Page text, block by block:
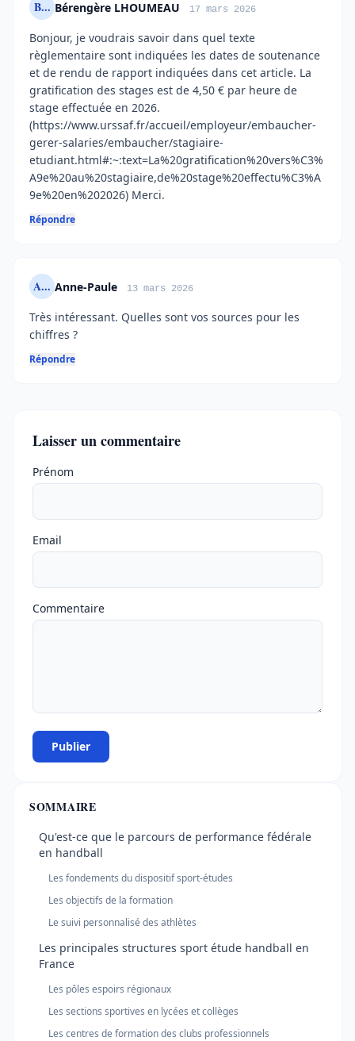
B... Bérengère LHOUMEAU 17 mars 2026
Bonjour, je voudrais savoir dans quel texte
règlementaire sont indiquées les dates de soutenance
et de rendu de rapport indiquées dans cet article. La
gratification des stages est de 4,50 € par heure de
stage effectuée en 2026.
(https://www.urssaf.fr/accueil/employeur/embaucher-
gerer-salaries/embaucher/stagiaire-
etudiant.html#:~:text=La%20gratification%20vers%C3%
A9e%20au%20stagiaire,de%20stage%20effectu%C3%A
9e%20en%202026) Merci.
Répondre
A... Anne-Paule 13 mars 2026
Très intéressant. Quelles sont vos sources pour les
chiffres ?
Répondre
Laisser un commentaire
Ne pas remplir
Prénom
Email
Commentaire
Publier
SOMMAIRE
Qu'est-ce que le parcours de performance fédérale
en handball
Les fondements du dispositif sport-études
Les objectifs de la formation
Le suivi personnalisé des athlètes
Les principales structures sport étude handball en
France
Les pôles espoirs régionaux
Les sections sportives en lycées et collèges
Les centres de formation des clubs professionnels